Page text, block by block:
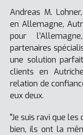
Andreas M.
en Allemagne,
pour
partenaires
une solution
clients en
relation de
eux deux.
"Je suis ravi que
bien, ils ont la